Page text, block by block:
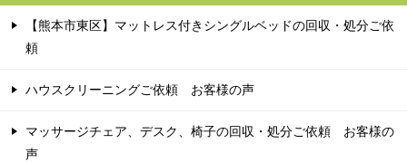
【熊本市東区】マットレス付きシングルベッドの回収・処分ご依
頼
ハウスクリーニングご依頼 お客様の声
マッサージチェア、デスク、椅子の回収・処分ご依頼 お客様の
声